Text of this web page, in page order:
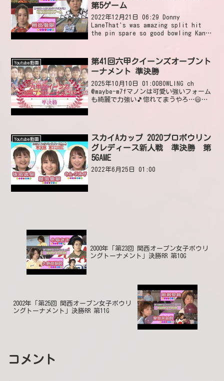
第5ゲーム
2022年12月21日 06:29 Donny
LaneThat's was amazing split hit
the pin spare so good bowling Kana-
Youtube動画
第41回六甲クイーンズオープント
ーナメント 準決勝
2025年10月10日 01:00BOWLING ch
@maybe-m7fマノンは可愛い強いフォーム
も綺麗で力強い🎵惚れてまうやろ…😃❤️
Youtube動画
スカイAカップ 2020プロボウリン
グレディース新人戦 準決勝 第
5GAME
2022年6月25日 01:00
2000年「第23回 関西オープン女子ボウリ
ングトーナメント」決勝RR 第10G
2002年「第25回 関西オープン女子ボウリ
ングトーナメント」決勝RR 第11G
コメント